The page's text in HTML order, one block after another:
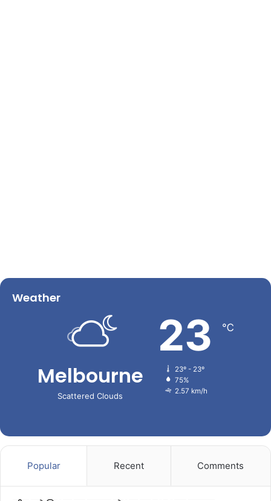
Weather
Melbourne
Scattered Clouds
23 ℃
23º - 23º
75%
2.57 km/h
Popular Recent Comments